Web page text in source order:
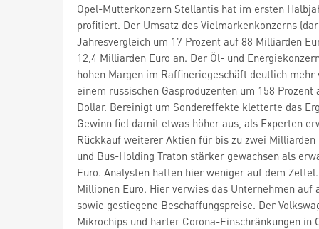
Opel-Mutterkonzern Stellantis hat im ersten
profitiert. Der Umsatz des Vielmarkenkonzerns
Jahresvergleich um 17 Prozent auf 88 Milliarden
12,4 Milliarden Euro an. Der Öl- und
hohen Margen im Raffineriegeschäft deutlich
einem russischen Gasproduzenten um 158
Dollar. Bereinigt um Sondereffekte kletterte das
Gewinn fiel damit etwas höher aus, als Experten
Rückkauf weiterer Aktien für bis zu zwei
und Bus-Holding Traton stärker gewachsen als
Euro. Analysten hatten hier weniger auf dem
Millionen Euro. Hier verwies das Unternehmen
sowie gestiegene Beschaffungspreise. Der
Mikrochips und harter Corona-Einschränkungen